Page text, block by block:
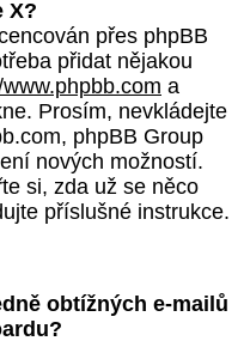
X?
přes phpBB
přidat nějakou
a
Prosím, nevkládejte
phpBB Group
nových možností.
si, zda už se něco
příslušné instrukce.
obtížných e-mailů